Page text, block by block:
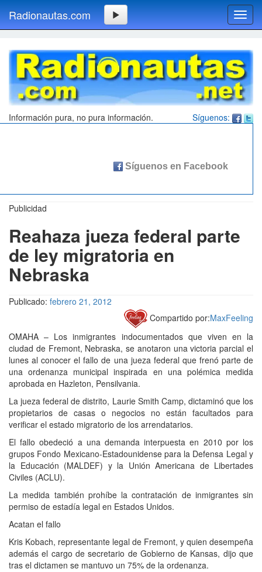
Radionautas.com
Síguenos:
Información pura, no pura información.
Publicidad
Reahaza jueza federal parte
de ley migratoria en
Nebraska
Publicado: febrero 21, 2012
Compartido por:MaxFeeling
OMAHA – Los inmigrantes indocumentados que viven en la
ciudad de Fremont, Nebraska, se anotaron una victoria parcial el
lunes al conocer el fallo de una jueza federal que frenó parte de
una ordenanza municipal inspirada en una polémica medida
aprobada en Hazleton, Pensilvania.
La jueza federal de distrito, Laurie Smith Camp, dictaminó que los
propietarios de casas o negocios no están facultados para
verificar el estado migratorio de los arrendatarios.
El fallo obedeció a una demanda interpuesta en 2010 por los
grupos Fondo Mexicano-Estadounidense para la Defensa Legal y
la Educación (MALDEF) y la Unión Americana de Libertades
Civiles (ACLU).
La medida también prohíbe la contratación de inmigrantes sin
permiso de estadía legal en Estados Unidos.
Acatan el fallo
Kris Kobach, representante legal de Fremont, y quien desempeña
además el cargo de secretario de Gobierno de Kansas, dijo que
tras el dictamen se mantuvo un 75% de la ordenanza.